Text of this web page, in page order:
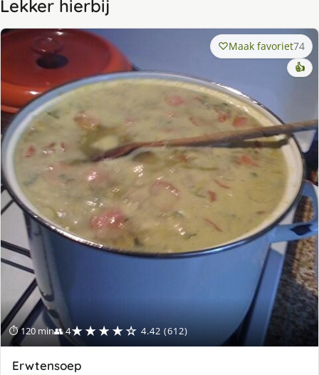
Lekker hierbij
⏱ 120 min👥 4★★★★☆ 4.42 (612)
Maak favoriet74
👍
Erwtensoep